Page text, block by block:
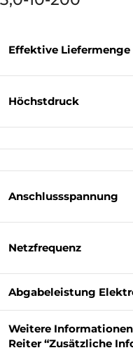
Effektive Liefermenge
Höchstdruck
Anschlussspannung
Netzfrequenz
Abgabeleistung
Weitere
Reiter “Zusätzliche